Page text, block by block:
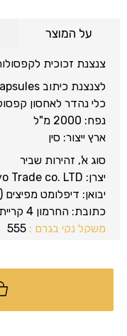
על המוצר
צנצנת זכוכית
לצנצנת כיתוב Capsules בזהב בחזית.
כלי נהדר לאחסון
נפח: 2000 מ"ל
ארץ ייצור: סין
סוג א', זהירות שביר
יצרן: Yiwu Sinayo Trade co. LTD
יבואן: דיפלומט מפיצים (1968) בע"מ
כתובת: החרמון 4 קריית שדה התעופה
משקל נקי בגרם : 555